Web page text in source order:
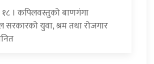
। कपिलवस्तुको बाणगंगा
सरकारको युवा, श्रम तथा रोजगार